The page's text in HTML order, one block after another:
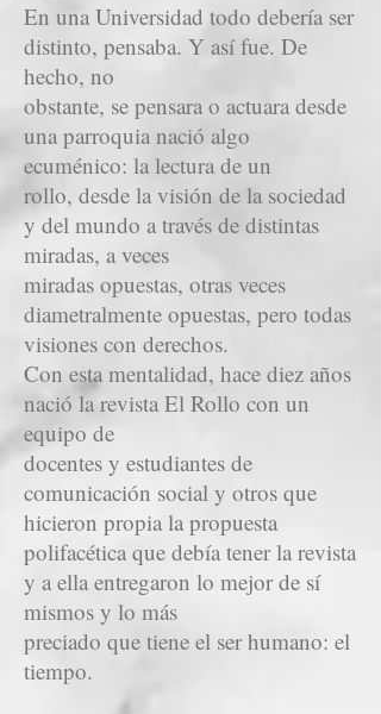
En una Universidad todo debería ser
distinto, pensaba. Y así fue. De
hecho, no
obstante, se pensara o actuara desde
una parroquia nació algo
ecuménico: la lectura de un
rollo, desde la visión de la sociedad
y del mundo a través de distintas
miradas, a veces
miradas opuestas, otras veces
diametralmente opuestas, pero todas
visiones con derechos.
Con esta mentalidad, hace diez años
nació la revista El Rollo con un
equipo de
docentes y estudiantes de
comunicación social y otros que
hicieron propia la propuesta
polifacética que debía tener la revista
y a ella entregaron lo mejor de sí
mismos y lo más
preciado que tiene el ser humano: el
tiempo.